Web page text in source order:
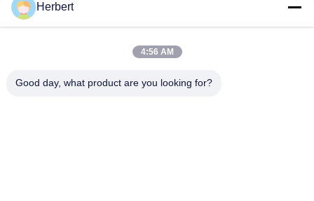
Ankerwicklungs-
Automatische
Elektromotor-
Herbert
4:56 AM
Good day, what product are you looking for?